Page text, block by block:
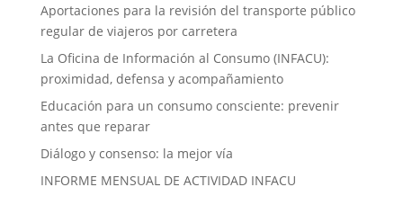
Aportaciones para la revisión del transporte público
regular de viajeros por carretera
La Oficina de Información al Consumo (INFACU):
proximidad, defensa y acompañamiento
Educación para un consumo consciente: prevenir
antes que reparar
Diálogo y consenso: la mejor vía
INFORME MENSUAL DE ACTIVIDAD INFACU